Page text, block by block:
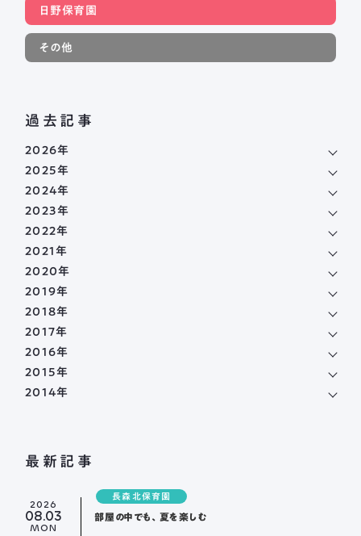
日野保育園
その他
過去記事
2026年
2025年
2024年
2023年
2022年
2021年
2020年
2019年
2018年
2017年
2016年
2015年
2014年
最新記事
2026
08.03
MON
長森北保育園
部屋の中でも、夏を楽しむ